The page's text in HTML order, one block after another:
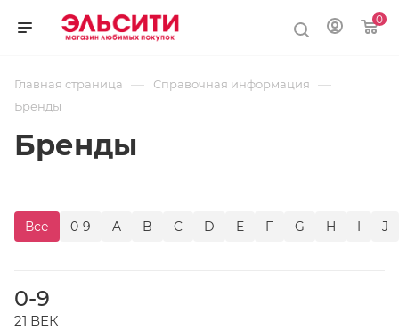
0
Главная страница — Справочная информация —
Бренды
Бренды
Все 0-9 A B C D E F G H I J
0-9
21 ВЕК